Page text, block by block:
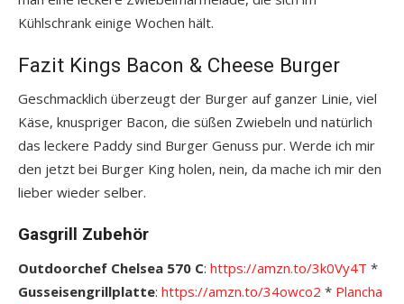
Kühlschrank einige Wochen hält.
Fazit Kings Bacon & Cheese Burger
Geschmacklich überzeugt der Burger auf ganzer Linie, viel
Käse, knuspriger Bacon, die süßen Zwiebeln und natürlich
das leckere Paddy sind Burger Genuss pur. Werde ich mir
den jetzt bei Burger King holen, nein, da mache ich mir den
lieber wieder selber.
Gasgrill Zubehör
Outdoorchef Chelsea 570 C: https://amzn.to/3k0Vy4T *
Gusseisengrillplatte: https://amzn.to/34owco2 * Plancha